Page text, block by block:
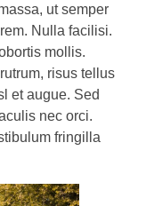
ut semper
Nulla facilisi.
mollis.
risus tellus
et augue. Sed
nec orci.
fringilla